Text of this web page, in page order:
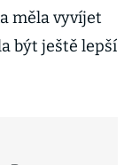
měla vyvíjet
být ještě lepší